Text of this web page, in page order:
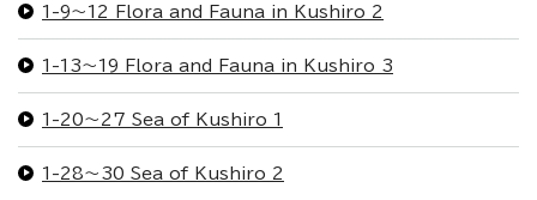
1-9～12 Flora and Fauna in Kushiro 2
1-13～19 Flora and Fauna in Kushiro 3
1-20～27 Sea of Kushiro 1
1-28～30 Sea of Kushiro 2